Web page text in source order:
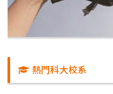
熱門科大校系